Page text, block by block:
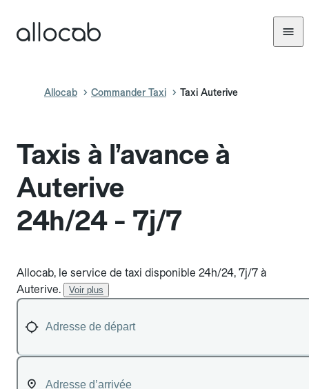
Allocab Commander Taxi Taxi Auterive
Taxis à l’avance à
Auterive
24h/24 - 7j/7
Allocab, le service de taxi disponible 24h/24, 7j/7 à
Auterive.
Voir plus